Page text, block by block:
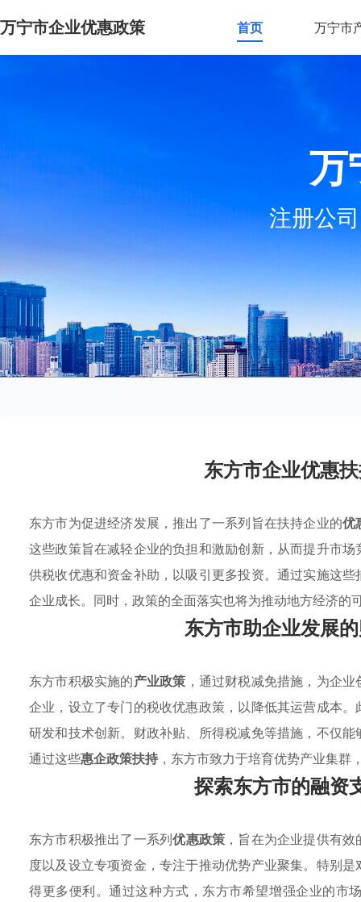
万宁市企业优惠政策 首页 万宁市
万
注册公
东方市企业优惠
东方市为促进经济发展，推出了一系列旨在扶持企业的优
这些政策旨在减轻企业的负担和激励创新，从而提升市
供税收优惠和资金补助，以吸引更多投资。通过实施这
企业成长。同时，政策的全面落实也将为推动地方经济的
东方市助企业发展
东方市积极实施的产业政策 ，通过财税减免措施，为企
企业，设立了专门的税收优惠政策，以降低其运营成本
研发和技术创新。财政补贴、所得税减免等措施，不仅
通过这些惠企政策扶持 ，东方市致力于培育优势产业集群
探索东方市的融资
东方市积极推出了一系列优惠政策 ，旨在为企业提供有
度以及设立专项资金，专注于推动优势产业聚集。特别
得更多便利。通过这种方式，东方市希望增强企业的市